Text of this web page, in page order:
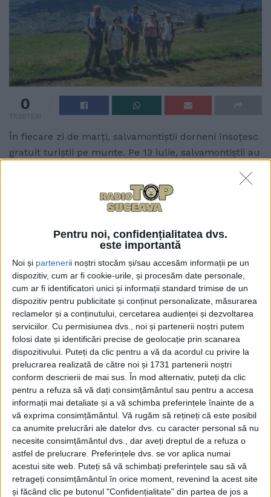
Pentru noi, confidențialitatea dvs.
este importantă
Noi și partenerii noștri stocăm și/sau accesăm informații pe un
dispozitiv, cum ar fi cookie-urile, și procesăm date personale,
cum ar fi identificatori unici și informații standard trimise de un
dispozitiv pentru publicitate și conținut personalizate, măsurarea
reclamelor și a conținutului, cercetarea audienței și dezvoltarea
serviciilor. Cu permisiunea dvs., noi și partenerii noștri putem
folosi date și identificări precise de geolocație prin scanarea
dispozitivului. Puteți da clic pentru a vă da acordul cu privire la
prelucrarea realizată de către noi și 1731 partenerii noștri
conform descrierii de mai sus. În mod alternativ, puteți da clic
pentru a refuza să vă dați consimțământul sau pentru a accesa
informații mai detaliate și a vă schimba preferințele înainte de a
vă exprima consimțământul. Vă rugăm să rețineți că este posibil
ca anumite prelucrări ale datelor dvs. cu caracter personal să nu
necesite consimțământul dvs., dar aveți dreptul de a refuza o
astfel de prelucrare. Preferințele dvs. se vor aplica numai
acestui site web. Puteți să vă schimbați preferințele sau să vă
retrageți consimțământul în orice moment, revenind la acest site
și făcând clic pe butonul "Confidențialitate" din partea de jos a
0
TRIMITERI
În fiecare zi de marți, salvamontiștii dorneni însoțesc
gratuit turiștii pe munte. Pe 13 iulie, salvamontiștii au
București, Arad și Timișoara. Traseul ales a fost
următorul: Vatra Dornei – Schitul Sfîntul Nectarie –
Vîrful Bîrnărel, strada Căprioarei – Vatra Dornei.
Proiectul derulat de Salvamont Vatra Dornei se
intitulează „Rătăcește-te de griji cu noi în Țara
Dornelor!”. Încă de luna trecută, șeful
salvamontiștilor dorneni, Petru Ariciuc, a vorbit la
Radio Top despre această activitate menită să atragă
cît mai mulți turiști. El spunea: „După 1 iulie, în
fiecare zi de marți, turiștii vor fi însoțiți gratuit pe un
traseu. Funcție de numărul de turiști, de pregătirea
fizică a acestora, mergem cu ei pe munte. Dacă vor fi
mai mulți turiști, vor fi abordate două-trei trasee, cu
vizite la stînă, degustare la o stînă turistică, vizitarea
unor puncte de belvedere. Atunci cînd merg cu cei
de la Salvamont și de la Centrul de Informare
Turistică, turiștii beneficiază de un ghidaj adevărat pe
munte: le prezentăm floră, faună…”
Tags: Coreea Petru Ariciuc Salvamont Vatra Dornei